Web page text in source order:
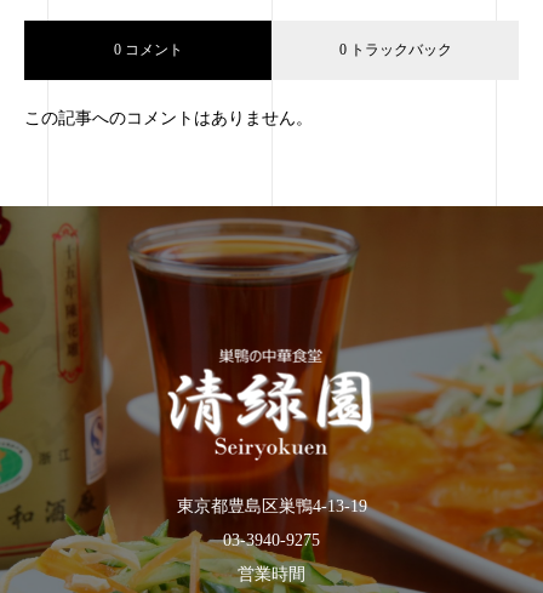
0 コメント 0 トラックバック
この記事へのコメントはありません。
東京都豊島区巣鴨4-13-19
03-3940-9275
営業時間